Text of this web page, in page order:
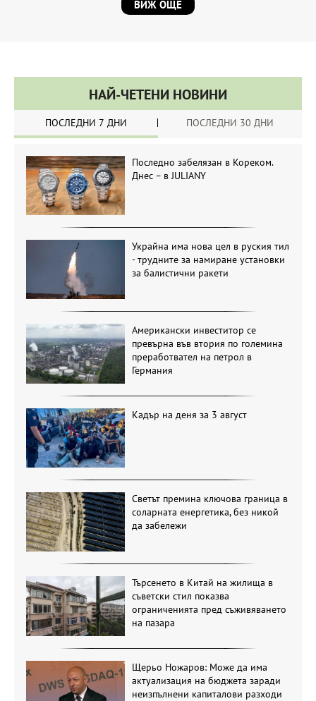
ВИЖ ОЩЕ
НАЙ-ЧЕТЕНИ НОВИНИ
ПОСЛЕДНИ 7 ДНИ ПОСЛЕДНИ 30 ДНИ
Последно забелязан в Кореком.
Днес – в JULIANY
Украйна има нова цел в руския тил
- трудните за намиране установки
за балистични ракети
Американски инвеститор се
превърна във втория по големина
преработвател на петрол в
Германия
Кадър на деня за 3 август
Светът премина ключова граница в
соларната енергетика, без никой
да забележи
Търсенето в Китай на жилища в
съветски стил показва
ограниченията пред съживяването
на пазара
Щерьо Ножаров: Може да има
актуализация на бюджета заради
неизпълнени капиталови разходи